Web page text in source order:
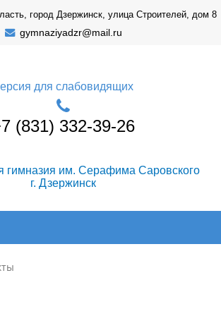
город Дзержинск, улица Строителей, дом 8
gymnaziyadzr@mail.ru
для слабовидящих
(831) 332-39-26
гимназия им. Серафима Саровского
г. Дзержинск